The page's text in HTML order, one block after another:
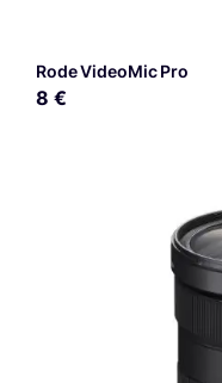
Rode VideoMic Pro
8 €